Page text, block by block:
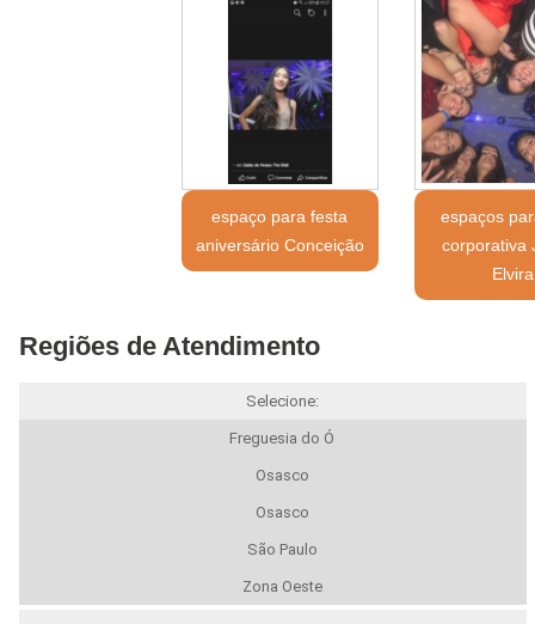
espaço para festa
aniversário Conceição
espaços
corporativa
Elvira
Regiões de Atendimento
Selecione:
Freguesia do Ó
Osasco
Osasco
São Paulo
Zona Oeste